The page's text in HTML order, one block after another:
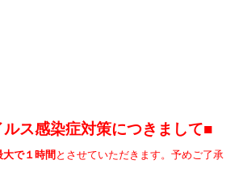
ス感染症対策につきまして■
で１時間 とさせていただきます。予めご了承